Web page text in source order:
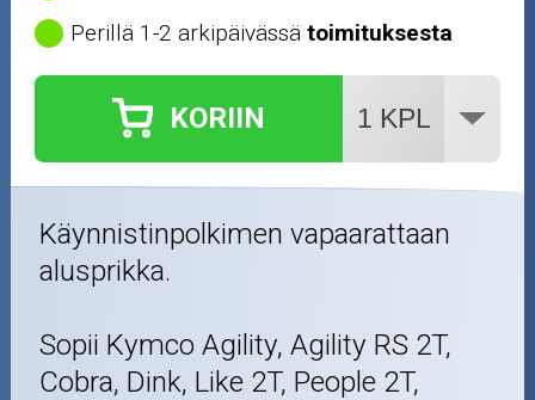
Renkaat ja vanteet
Öljyt ja kemikaalit
Perillä 1-2 arkipäivässätoimituksesta
KORIIN
Käynnistinpolkimen vapaarattaan
alusprikka.
Sopii Kymco Agility, Agility RS 2T,
Cobra, Dink, Like 2T, People 2T,